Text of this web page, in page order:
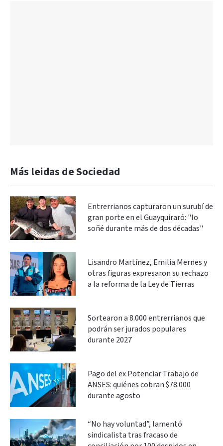
Más leidas de Sociedad
Entrerrianos capturaron un surubí de
gran porte en el Guayquiraró: "lo
soñé durante más de dos décadas"
Lisandro Martínez, Emilia Mernes y
otras figuras expresaron su rechazo
a la reforma de la Ley de Tierras
Sortearon a 8.000 entrerrianos que
podrán ser jurados populares
durante 2027
Pago del ex Potenciar Trabajo de
ANSES: quiénes cobran $78.000
durante agosto
“No hay voluntad”, lamentó
sindicalista tras fracaso de